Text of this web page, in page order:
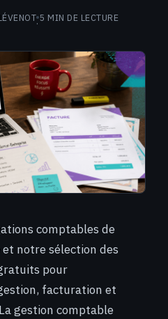
·5 MIN DE LECTURE
comptables de
notre sélection des
pour
facturation et
gestion comptable